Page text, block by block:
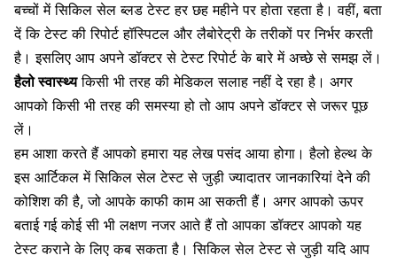
बच्चों में सिकिल सेलब्लड टेस्टहर छह महीने पर होता रहता है। वहीं, बता
दें कि टेस्ट की रिपोर्ट हॉस्पिटल और लैबोरेट्री के तरीकों पर निर्भर करती
है। इसलिए आप अपने डॉक्टर से टेस्ट रिपोर्ट के बारे में अच्छे से समझ लें।
हैलो स्वास्थ्य किसी भी तरह की मेडिकल सलाह नहीं दे रहा है। अगर
आपको किसी भी तरह की समस्या हो तो आप अपने डॉक्टर से जरूर पूछ
लें।
हम आशा करते हैं आपको हमारा यह लेख पसंद आया होगा। हैलो हेल्थ के
इस आर्टिकल मेंसिकिल सेल टेस्टसे जुड़ी ज्यादातर जानकारियां देने की
कोशिश की है, जो आपके काफी काम आ सकती हैं। अगर आपको ऊपर
बताई गई कोई सी भी लक्षण नजर आते हैं तो आपका डॉक्टर आपको यह
टेस्ट कराने के लिए कब सकता है।सिकिल सेल टेस्टसे जुड़ी यदि आप